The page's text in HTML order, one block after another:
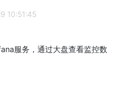
10:51:45
服务，通过大盘查看监控数